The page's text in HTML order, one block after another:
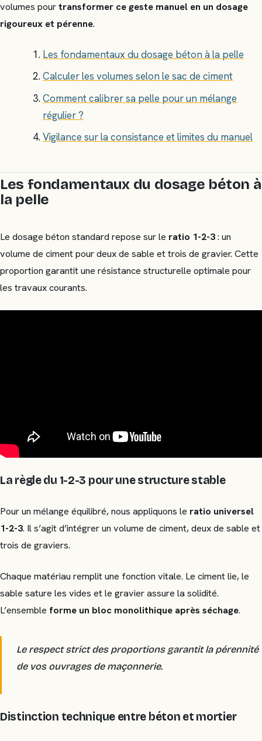
volumes pourtransformer ce geste manuel en un dosage
rigoureux et pérenne.
Les fondamentaux du dosage béton à la pelle
Calculer les volumes selon le sac de ciment
Comment calibrer sa pelle pour un mélange
régulier ?
Vigilance sur la consistance et limites du manuel
Les fondamentaux du dosage béton à
la pelle
Le dosage béton standard repose sur le ratio 1-2-3: un
volume de ciment pour deux de sable et trois de gravier. Cette
proportion garantit une résistance structurelle optimale pour
les travaux courants.
La règle du 1-2-3 pour une structure stable
Pour un mélange équilibré, nous appliquons le ratio universel
1-2-3. Il s’agit d’intégrer un volume de ciment, deux de sable et
trois de graviers.
Chaque matériau remplit une fonction vitale. Le ciment lie, le
sable sature les vides et le gravier assure la solidité.
L’ensemble forme un bloc monolithique après séchage.
Le respect strict des proportions garantit la pérennité
de vos ouvrages de maçonnerie.
Distinction technique entre béton et mortier